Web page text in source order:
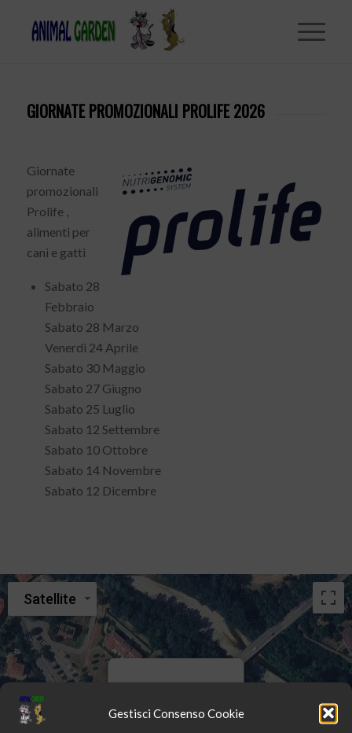
Gestisci Consenso Cookie
GIORNATE PROMOZIONALI PROLIFE 2026
Giornate
promozionali
Prolife ,
alimenti per
cani e gatti
Sabato 28
Febbraio
Sabato 28 Marzo
Venerdì 24 Aprile
Sabato 30 Maggio
Sabato 27 Giugno
Sabato 25 Luglio
Sabato 12 Settembre
Sabato 10 Ottobre
Sabato 14 Novembre
Sabato 12 Dicembre
Animal Garden loc. Bazzano
Satellite